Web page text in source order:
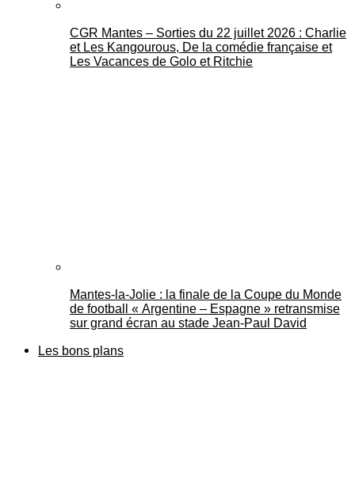
CGR Mantes – Sorties du 22 juillet 2026 : Charlie
et Les Kangourous, De la comédie française et
Les Vacances de Golo et Ritchie
Mantes-la-Jolie : la finale de la Coupe du Monde
de football « Argentine – Espagne » retransmise
sur grand écran au stade Jean-Paul David
Les bons plans